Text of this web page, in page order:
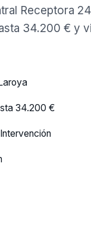
Receptora
34.200 € y
34.200 €